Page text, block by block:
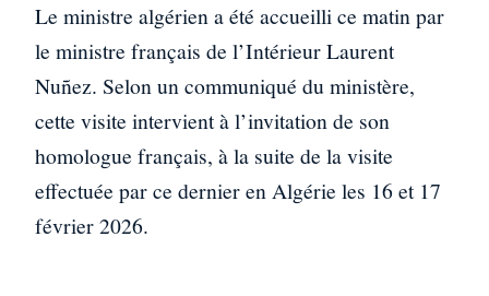
Le ministre algérien a été accueilli ce matin par
le ministre français de l’Intérieur Laurent
Nuñez. Selon un communiqué du ministère,
cette visite intervient à l’invitation de son
homologue français, à la suite de la visite
effectuée par ce dernier en Algérie les 16 et 17
février 2026.